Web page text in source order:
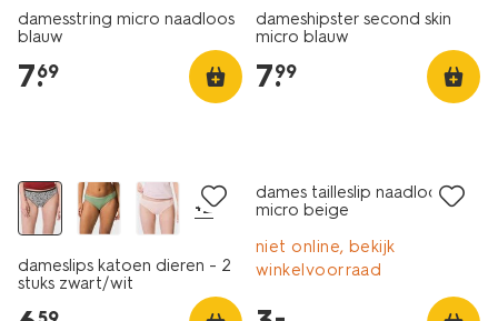
damesstring micro naadloos
blauw
7.
69
dameshipster second skin
micro blauw
7.
99
+2
dameslips katoen dieren - 2
stuks zwart/wit
dames tailleslip naadloos
micro beige
niet online, bekijk
winkelvoorraad